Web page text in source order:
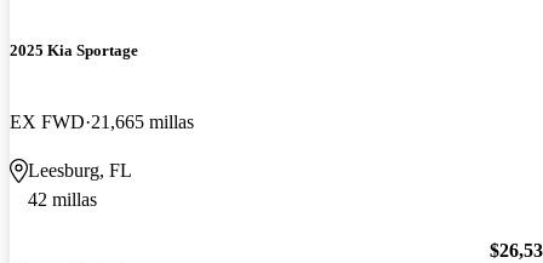
2025 Kia Sportage
EX FWD 21,665 millas
Leesburg, FL
42 millas